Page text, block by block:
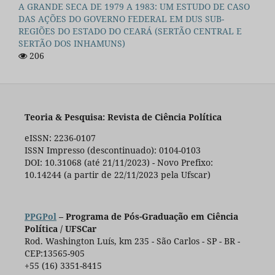
A GRANDE SECA DE 1979 A 1983: UM ESTUDO DE CASO
DAS AÇÕES DO GOVERNO FEDERAL EM DUS SUB-
REGIÕES DO ESTADO DO CEARÁ (SERTÃO CENTRAL E
SERTÃO DOS INHAMUNS)
206
Teoria & Pesquisa: Revista de Ciência Política
eISSN: 2236-0107
ISSN Impresso (descontinuado): 0104-0103
DOI: 10.31068 (até 21/11/2023) - Novo Prefixo:
10.14244 (a partir de 22/11/2023 pela Ufscar)
PPGPol– Programa de Pós-Graduação em Ciência
Política / UFSCar
Rod. Washington Luís, km 235 - São Carlos - SP - BR -
CEP:13565-905
+55 (16) 3351-8415